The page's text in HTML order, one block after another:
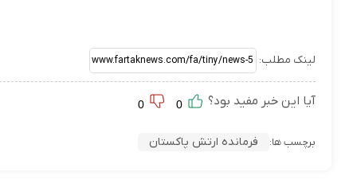
لینک مطلب:
آیا این خبر مفید بود؟
برچسب ها: فرمانده ارتش پاکستان